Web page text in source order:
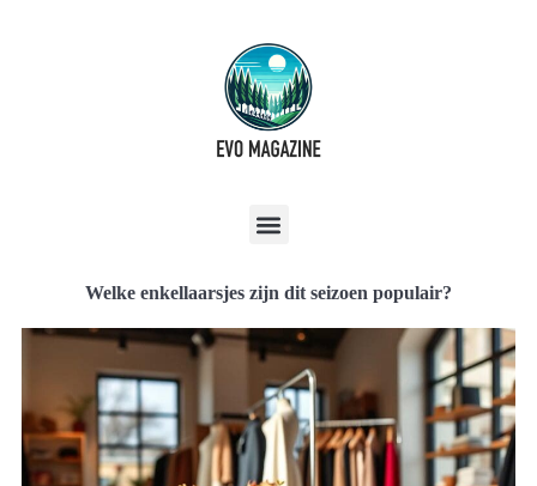
Welke enkellaarsjes zijn dit seizoen populair?